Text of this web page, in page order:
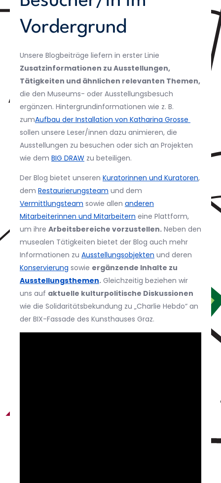
Vordergrund
Unsere Blogbeiträge liefern in erster Linie
Zusatzinformationen zu Ausstellungen,
Tätigkeiten und ähnlichen relevanten Themen,
die den Museums- oder Ausstellungsbesuch
ergänzen. Hintergrundinformationen wie z. B.
zumAufbau der Installation von Katharina Grosse
sollen unsere Leser/innen dazu animieren, die
Ausstellungen zu besuchen oder sich an Projekten
wie dem BIG DRAW zu beteiligen.
Der Blog bietet unseren Kuratorinnen und Kuratoren,
dem Restaurierungsteam und dem
Vermittlungsteam sowie allen anderen
Mitarbeiterinnen und Mitarbeitern eine Plattform,
um ihre Arbeitsbereiche vorzustellen. Neben den
musealen Tätigkeiten bietet der Blog auch mehr
Informationen zu Ausstellungsobjekten und deren
Konservierung sowie ergänzende Inhalte zu
Ausstellungsthemen. Gleichzeitig beziehen wir
uns auf aktuelle kulturpolitische Diskussionen
wie die Solidaritätsbekundung zu „Charlie Hebdo“ an
der BIX-Fassade des Kunsthauses Graz.